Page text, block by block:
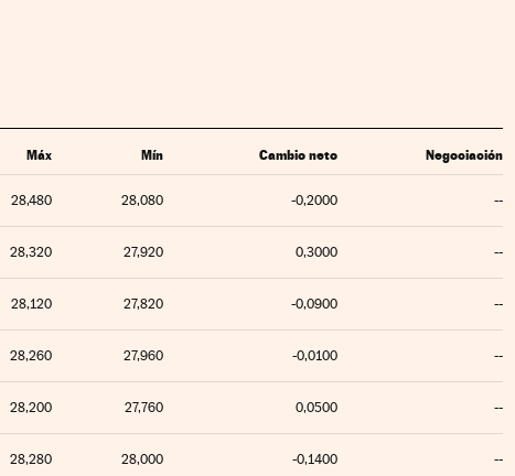
Máx Mín Cambio neto Negociación
28,480 28,080 -0,2000 --
28,320 27,920 0,3000 --
28,120 27,820 -0,0900 --
28,260 27,960 -0,0100 --
28,200 27,760 0,0500 --
28,280 28,000 -0,1400 --